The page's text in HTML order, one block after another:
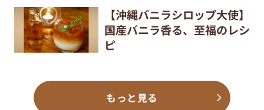
【沖縄バニラシロップ大使】
国産バニラ香る、至福のレシ
ピ
もっと見る